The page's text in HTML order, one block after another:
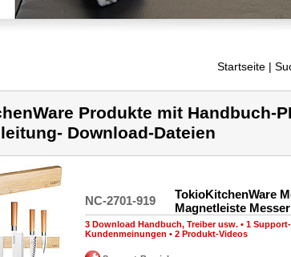
Startseite |
Produkte mit Handbuch-
Download-Dateien
NC-2701-919
TokioKitchenWare
Magnetleiste
3 Download Handbuch, Treiber usw. • 1
Kundenmeinungen • 2 Produkt-Videos